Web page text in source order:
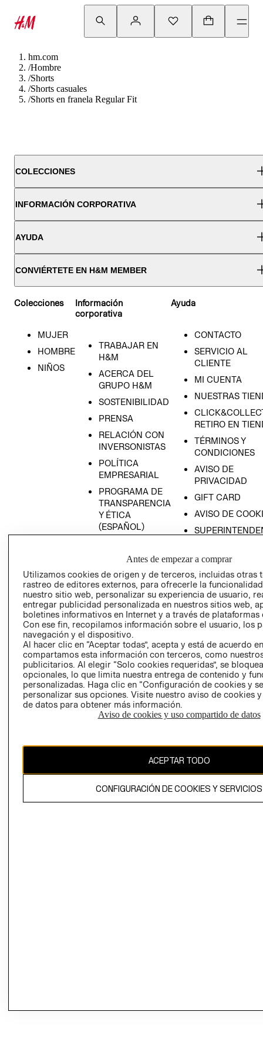
hm.com
/Hombre
/Shorts
/Shorts casuales
/Shorts en franela Regular Fit
COLECCIONES
INFORMACIÓN CORPORATIVA
AYUDA
CONVIÉRTETE EN H&M MEMBER
Colecciones
MUJER
HOMBRE
NIÑOS
Información
corporativa
TRABAJAR EN
H&M
ACERCA DEL
GRUPO H&M
SOSTENIBILIDAD
PRENSA
RELACIÓN CON
INVERSONISTAS
POLÍTICA
EMPRESARIAL
PROGRAMA DE
TRANSPARENCIA
Y ÉTICA
(ESPAÑOL)
TRANSPARENCIA
Ayuda
CONTACTO
SERVICIO AL
CLIENTE
MI CUENTA
NUESTRAS
RETIRO EN
TÉRMINOS Y
CONDICIONES
AVISO DE
PRIVACIDAD
GIFT CARD
AVISO DE
PETICIONES
QUEJAS Y
RECLAMOS
Colombia ($)
CAMBIAR REGIÓN
El contenido de esta página web está protegido por copyright y es
propiedad de H&M Hennes & Mauritz AB.
Antes de empezar a comprar
Utilizamos cookies de origen y de terceros, incluidas otras
rastreo de editores externos, para ofrecerle la
nuestro sitio web, personalizar su experiencia de usuario,
entregar publicidad personalizada en nuestros sitios web,
boletines informativos en Internet y a través de plataformas
Con ese fin, recopilamos información sobre el usuario, los
navegación y el dispositivo.
Al hacer clic en “Aceptar todas”, acepta y está de acuerdo
compartamos esta información con terceros, como
publicitarios. Al elegir “Solo cookies requeridas”, se
opcionales, lo que limita nuestra entrega de contenido y
personalizadas. Haga clic en “Configuración de cookies y
personalizar sus opciones. Visite nuestro aviso de cookies
de datos para obtener más información.
Aviso de cookies y uso compartido de datos
ACEPTAR TODO
CONFIGURACIÓN DE COOKIES Y SERVICIOS